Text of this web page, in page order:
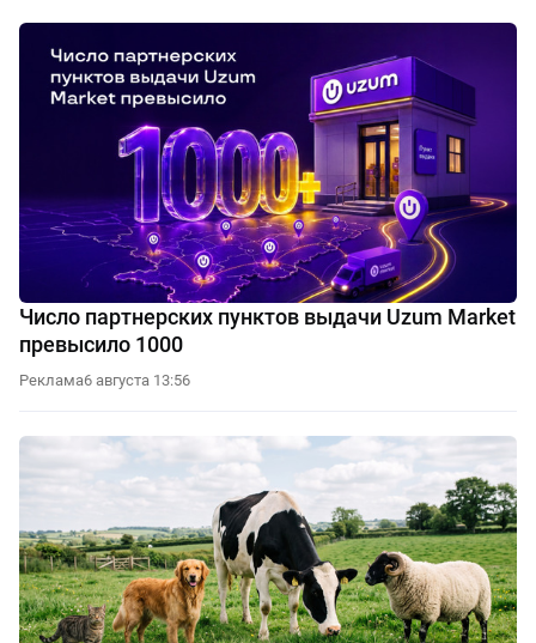
Число партнерских пунктов выдачи Uzum Market
превысило 1000
Реклама6 августа 13:56